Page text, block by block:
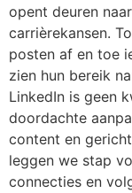
opent deuren
carrièrekansen.
posten af en toe
zien hun bereik
LinkedIn is geen
doordachte
content en
leggen we stap
connecties en